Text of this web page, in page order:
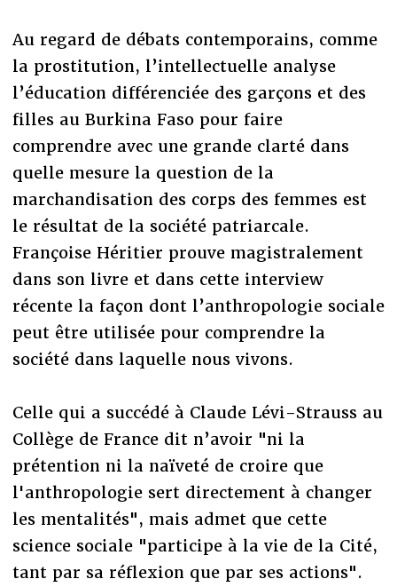
Au regard de débats contemporains, comme
la prostitution, l’intellectuelle analyse
l’éducation différenciée des garçons et des
filles au Burkina Faso pour faire
comprendre avec une grande clarté dans
quelle mesure la question de la
marchandisation des corps des femmes est
le résultat de la société patriarcale.
Françoise Héritier prouve magistralement
dans son livre et dans cette interview
récente la façon dont l’anthropologie sociale
peut être utilisée pour comprendre la
société dans laquelle nous vivons.
Celle qui a succédé à Claude Lévi-Strauss au
Collège de France dit n’avoir "ni la
prétention ni la naïveté de croire que
l'anthropologie sert directement à changer
les mentalités", mais admet que cette
science sociale "participe à la vie de la Cité,
tant par sa réflexion que par ses actions".